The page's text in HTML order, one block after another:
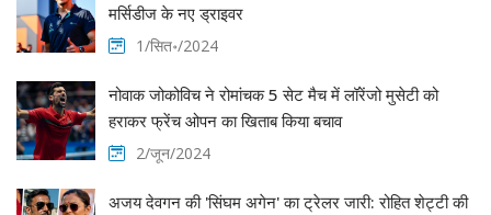
मर्सिडीज के नए ड्राइवर
1/सित॰/2024
नोवाक जोकोविच ने रोमांचक 5 सेट मैच में लॉरेंजो मुसेटी को
हराकर फ्रेंच ओपन का खिताब किया बचाव
2/जून/2024
अजय देवगन की 'सिंघम अगेन' का ट्रेलर जारी: रोहित शेट्टी की